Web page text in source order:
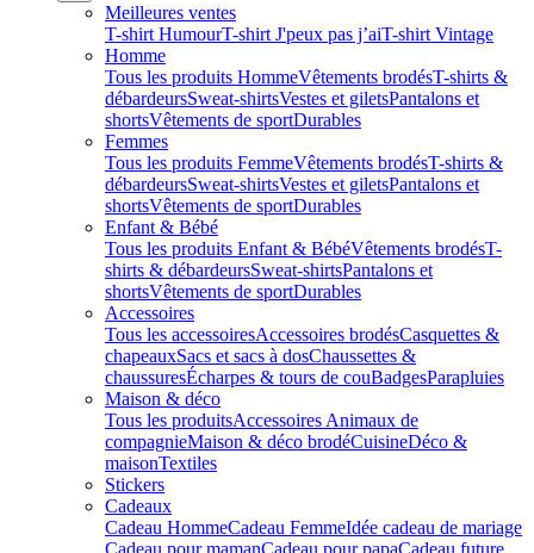
Meilleures ventes
T-shirt HumourT-shirt J'peux pas j’aiT-shirt Vintage
Homme
Tous les produits HommeVêtements brodésT-shirts &
débardeursSweat-shirtsVestes et giletsPantalons et
shortsVêtements de sportDurables
Femmes
Tous les produits FemmeVêtements brodésT-shirts &
débardeursSweat-shirtsVestes et giletsPantalons et
shortsVêtements de sportDurables
Enfant & Bébé
Tous les produits Enfant & BébéVêtements brodésT-
shirts & débardeursSweat-shirtsPantalons et
shortsVêtements de sportDurables
Accessoires
Tous les accessoiresAccessoires brodésCasquettes &
chapeauxSacs et sacs à dosChaussettes &
chaussuresÉcharpes & tours de couBadgesParapluies
Maison & déco
Tous les produitsAccessoires Animaux de
compagnieMaison & déco brodéCuisineDéco &
maisonTextiles
Stickers
Cadeaux
Cadeau HommeCadeau FemmeIdée cadeau de mariage​
Cadeau pour mamanCadeau pour papaCadeau future